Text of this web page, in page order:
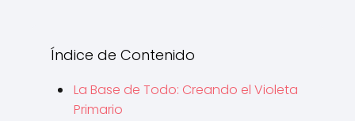
Índice de Contenido
La Base de Todo: Creando el Violeta
Primario